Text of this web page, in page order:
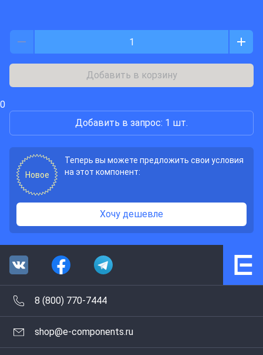
Добавить в корзину
0
Добавить в запрос: 1 шт.
Новое
Теперь вы можете предложить свои условия
на этот компонент:
Хочу дешевле
8 (800) 770-7444
shop@e-components.ru